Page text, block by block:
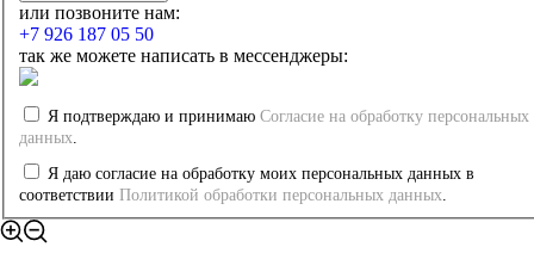
© 2022 г. Все права
защищены.
Каталог
Доставка и оплата
Сотрудничество
Контакты
Политика конфиденциальности
г. Москва, Головинское шоссе
12, под. 2, офис 201
или позвоните нам:
+7 926 187 05 50
так же можете написать в мессенджеры:
Я подтверждаю и принимаю Согласие на обработку персональных
данных
Я даю согласие на обработку моих персональных данных в
соответствии Политикой обработки персональных данных